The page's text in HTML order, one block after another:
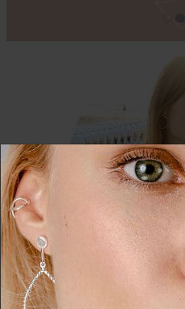
Wir nutzen Cookies auf
diesen sind essenziell,